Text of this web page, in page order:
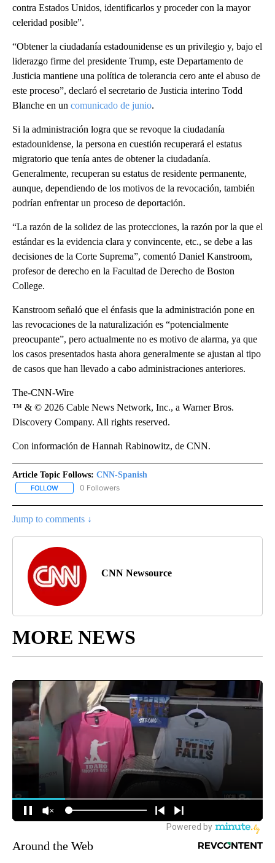
contra Estados Unidos, identificarlos y proceder con la mayor
celeridad posible”.
“Obtener la ciudadanía estadounidense es un privilegio y, bajo el
liderazgo firme del presidente Trump, este Departamento de
Justicia mantiene una política de tolerancia cero ante el abuso de
este proceso”, declaró el secretario de Justicia interino Todd
Blanche en un comunicado de junio.
Si la administración logra que se revoque la ciudadanía
estadounidense, la persona en cuestión recuperará el estatus
migratorio que tenía antes de obtener la ciudadanía.
Generalmente, recuperan su estatus de residente permanente,
aunque, dependiendo de los motivos de la revocación, también
podrían enfrentar un proceso de deportación.
“La razón de la solidez de las protecciones, la razón por la que el
estándar es la evidencia clara y convincente, etc., se debe a las
decisiones de la Corte Suprema”, comentó Daniel Kanstroom,
profesor de derecho en la Facultad de Derecho de Boston
College.
Kanstroom señaló que el énfasis que la administración pone en
las revocaciones de la naturalización es “potencialmente
preocupante”, pero actualmente no es motivo de alarma, ya que
los casos presentados hasta ahora generalmente se ajustan al tipo
de casos que han llevado a cabo administraciones anteriores.
The-CNN-Wire
™ & © 2026 Cable News Network, Inc., a Warner Bros.
Discovery Company. All rights reserved.
Con información de Hannah Rabinowitz, de CNN.
Article Topic Follows: CNN-Spanish
FOLLOW FOLLOW "CNN-SPANISH" TO RECEIVE NOTIFICATIONS ABOUT
0 Followers
Jump to comments ↓
CNN Newsource
MORE NEWS
Around the Web